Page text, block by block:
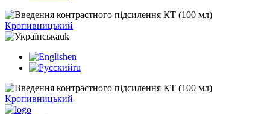
Кропивницький
uk
en
ru
Кропивницький